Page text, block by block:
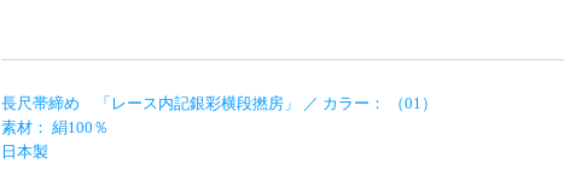
長尺帯締め 「レース内記銀彩横段撚房」 ／ カラー： （01）
素材： 絹100％
日本製